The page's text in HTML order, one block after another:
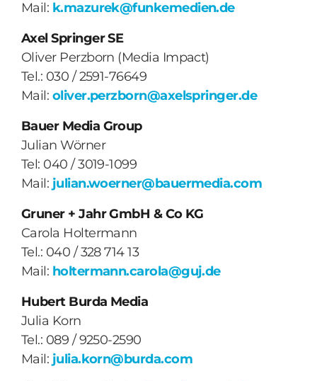
Mail: k.mazurek@funkemedien.de
Axel Springer SE
Oliver Perzborn (Media Impact)
Tel.: 030 / 2591-76649
Mail: oliver.perzborn@axelspringer.de
Bauer Media Group
Julian Wörner
Tel: 040 / 3019-1099
Mail: julian.woerner@bauermedia.com
Gruner + Jahr GmbH & Co KG
Carola Holtermann
Tel.: 040 / 328 714 13
Mail: holtermann.carola@guj.de
Hubert Burda Media
Julia Korn
Tel.: 089 / 9250-2590
Mail: julia.korn@burda.com